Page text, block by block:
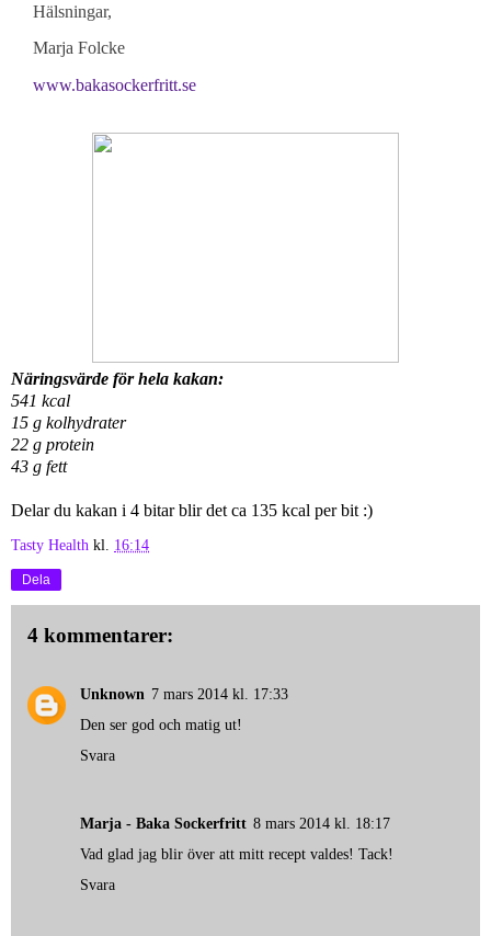
Hälsningar,
Marja Folcke
www.bakasockerfritt.se
Näringsvärde för hela kakan:
541 kcal
15 g kolhydrater
22 g protein
43 g fett
Delar du kakan i 4 bitar blir det ca 135 kcal per bit :)
Tasty Health kl. 16:14
Dela
4 kommentarer:
Unknown 7 mars 2014 kl. 17:33
Den ser god och matig ut!
Svara
Marja - Baka Sockerfritt 8 mars 2014 kl. 18:17
Vad glad jag blir över att mitt recept valdes! Tack!
Svara